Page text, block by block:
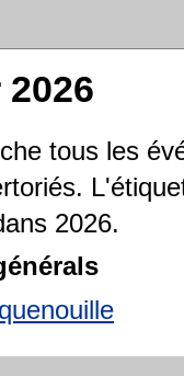
tous les
2026.